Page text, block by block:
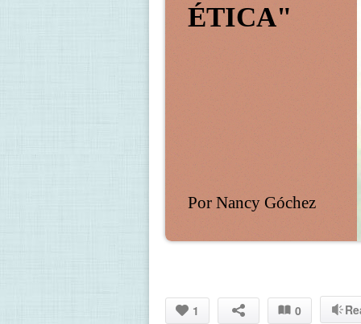
ÉTICA"
Por Nancy Góchez
1 0